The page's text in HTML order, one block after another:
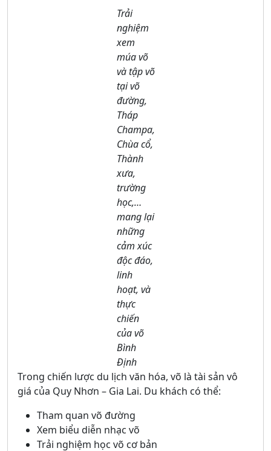
Trải
nghiệm
xem
múa võ
và tập võ
tại võ
đường,
Tháp
Champa,
Chùa cổ,
Thành
xưa,
trường
học,…
mang lại
những
cảm xúc
độc đáo,
linh
hoạt, và
thực
chiến
của võ
Bình
Định
Trong chiến lược du lịch văn hóa, võ là tài sản vô
giá của Quy Nhơn – Gia Lai. Du khách có thể:
Tham quan võ đường
Xem biểu diễn nhạc võ
Trải nghiệm học võ cơ bản